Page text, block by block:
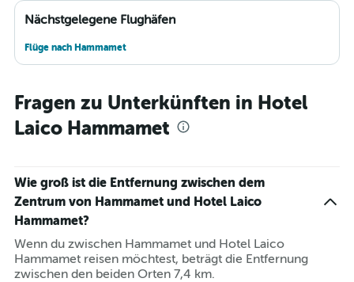
Nächstgelegene Flughäfen
Flüge nach Hammamet
Fragen zu Unterkünften in Hotel
Laico Hammamet
Wie groß ist die Entfernung zwischen dem
Zentrum von Hammamet und Hotel Laico
Hammamet?
Wenn du zwischen Hammamet und Hotel Laico
Hammamet reisen möchtest, beträgt die Entfernung
zwischen den beiden Orten 7,4 km.